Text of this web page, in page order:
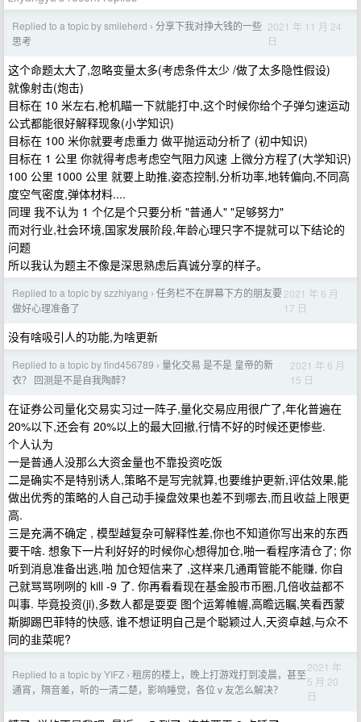
Replied to a topic by smileherd › 分享下我对挣大钱的一些
思考
2021 年 11 月 24
日
这个命题太大了,忽略变量太多(考虑条件太少 /做了太多隐性假设)
就像射击(炮击)
目标在 10 米左右,枪机瞄一下就能打中,这个时候你给个子弹匀速运动
公式都能很好解释现象(小学知识)
目标在 100 米你就要考虑重力 做平抛运动分析了 (初中知识)
目标在 1 公里 你就得考虑考虑空气阻力风速 上微分方程了(大学知识)
100 公里 1000 公里 就要上助推,姿态控制,分析功率,地转偏向,不同高
度空气密度,弹体材料....
同理 我不认为 1 个亿是个只要分析 "普通人" "足够努力"
而对行业,社会环境,国家发展阶段,年龄心理只字不提就可以下结论的
问题
所以我认为题主不像是深思熟虑后真诚分享的样子。
Replied to a topic by szzhiyang › 任务栏不在屏幕下方的朋友要
做好心理准备了
2021 年 6 月
17 日
没有啥吸引人的功能,为啥更新
Replied to a topic by find456789 › 量化交易 是不是 皇帝的新
衣？ 回测是不是自我陶醉？
2021 年 6 月
15 日
在证券公司量化交易实习过一阵子,量化交易应用很广了,年化普遍在
20%以下,还会有 20%以上的最大回撤,行情不好的时候还更惨些.
个人认为
一是普通人没那么大资金量也不靠投资吃饭
二是确实不是特别诱人,策略不是写完就算,也要维护更新,评估效果,能
做出优秀的策略的人自己动手操盘效果也差不到哪去,而且收益上限更
高.
三是充满不确定 , 模型越复杂可解释性差,你也不知道你写出来的东西
要干啥. 想象下一片利好好的时候你心想得加仓,啪一看程序清仓了; 你
听到消息准备出逃,啪 加仓短信来了 ,这样来几通甭管能不能赚, 你自
己就骂骂咧咧的 kill -9 了. 你再看看现在基金股市币圈,几倍收益都不
叫事. 毕竟投资(ji),多数人都是耍耍 图个运筹帷幄,高瞻远瞩,笑看西蒙
斯脚踢巴菲特的快感, 谁不想证明自己是个聪颖过人,天资卓越,与众不
同的韭菜呢?
Replied to a topic by YIFZ › 租房的楼上，晚上打游戏打到凌晨，甚至
通宵，隔音差，听的一清二楚，影响睡觉，各位 v 友怎么解决？
2021 年
5 月 20
日